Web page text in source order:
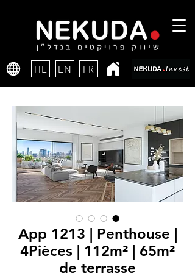
HE EN FR
App 1213 | Penthouse |
4Pièces | 112m² | 65m²
de terrasse